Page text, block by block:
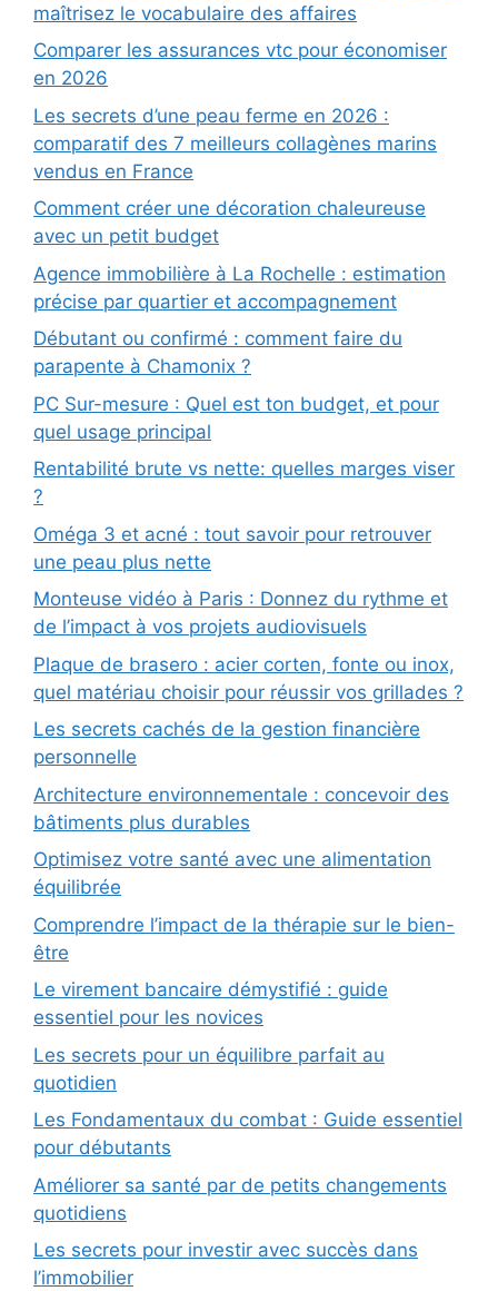
maîtrisez le vocabulaire des affaires
Comparer les assurances vtc pour économiser
en 2026
Les secrets d’une peau ferme en 2026 :
comparatif des 7 meilleurs collagènes marins
vendus en France
Comment créer une décoration chaleureuse
avec un petit budget
Agence immobilière à La Rochelle : estimation
précise par quartier et accompagnement
Débutant ou confirmé : comment faire du
parapente à Chamonix ?
PC Sur-mesure : Quel est ton budget, et pour
quel usage principal
Rentabilité brute vs nette: quelles marges viser
?
Oméga 3 et acné : tout savoir pour retrouver
une peau plus nette
Monteuse vidéo à Paris : Donnez du rythme et
de l’impact à vos projets audiovisuels
Plaque de brasero : acier corten, fonte ou inox,
quel matériau choisir pour réussir vos grillades ?
Les secrets cachés de la gestion financière
personnelle
Architecture environnementale : concevoir des
bâtiments plus durables
Optimisez votre santé avec une alimentation
équilibrée
Comprendre l’impact de la thérapie sur le bien-
être
Le virement bancaire démystifié : guide
essentiel pour les novices
Les secrets pour un équilibre parfait au
quotidien
Les Fondamentaux du combat : Guide essentiel
pour débutants
Améliorer sa santé par de petits changements
quotidiens
Les secrets pour investir avec succès dans
l’immobilier